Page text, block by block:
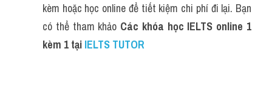
kèm hoặc học online để tiết kiệm chi phí đi lại. Bạn
có thể tham khảo Các khóa học IELTS online 1
kèm 1 tại IELTS TUTOR